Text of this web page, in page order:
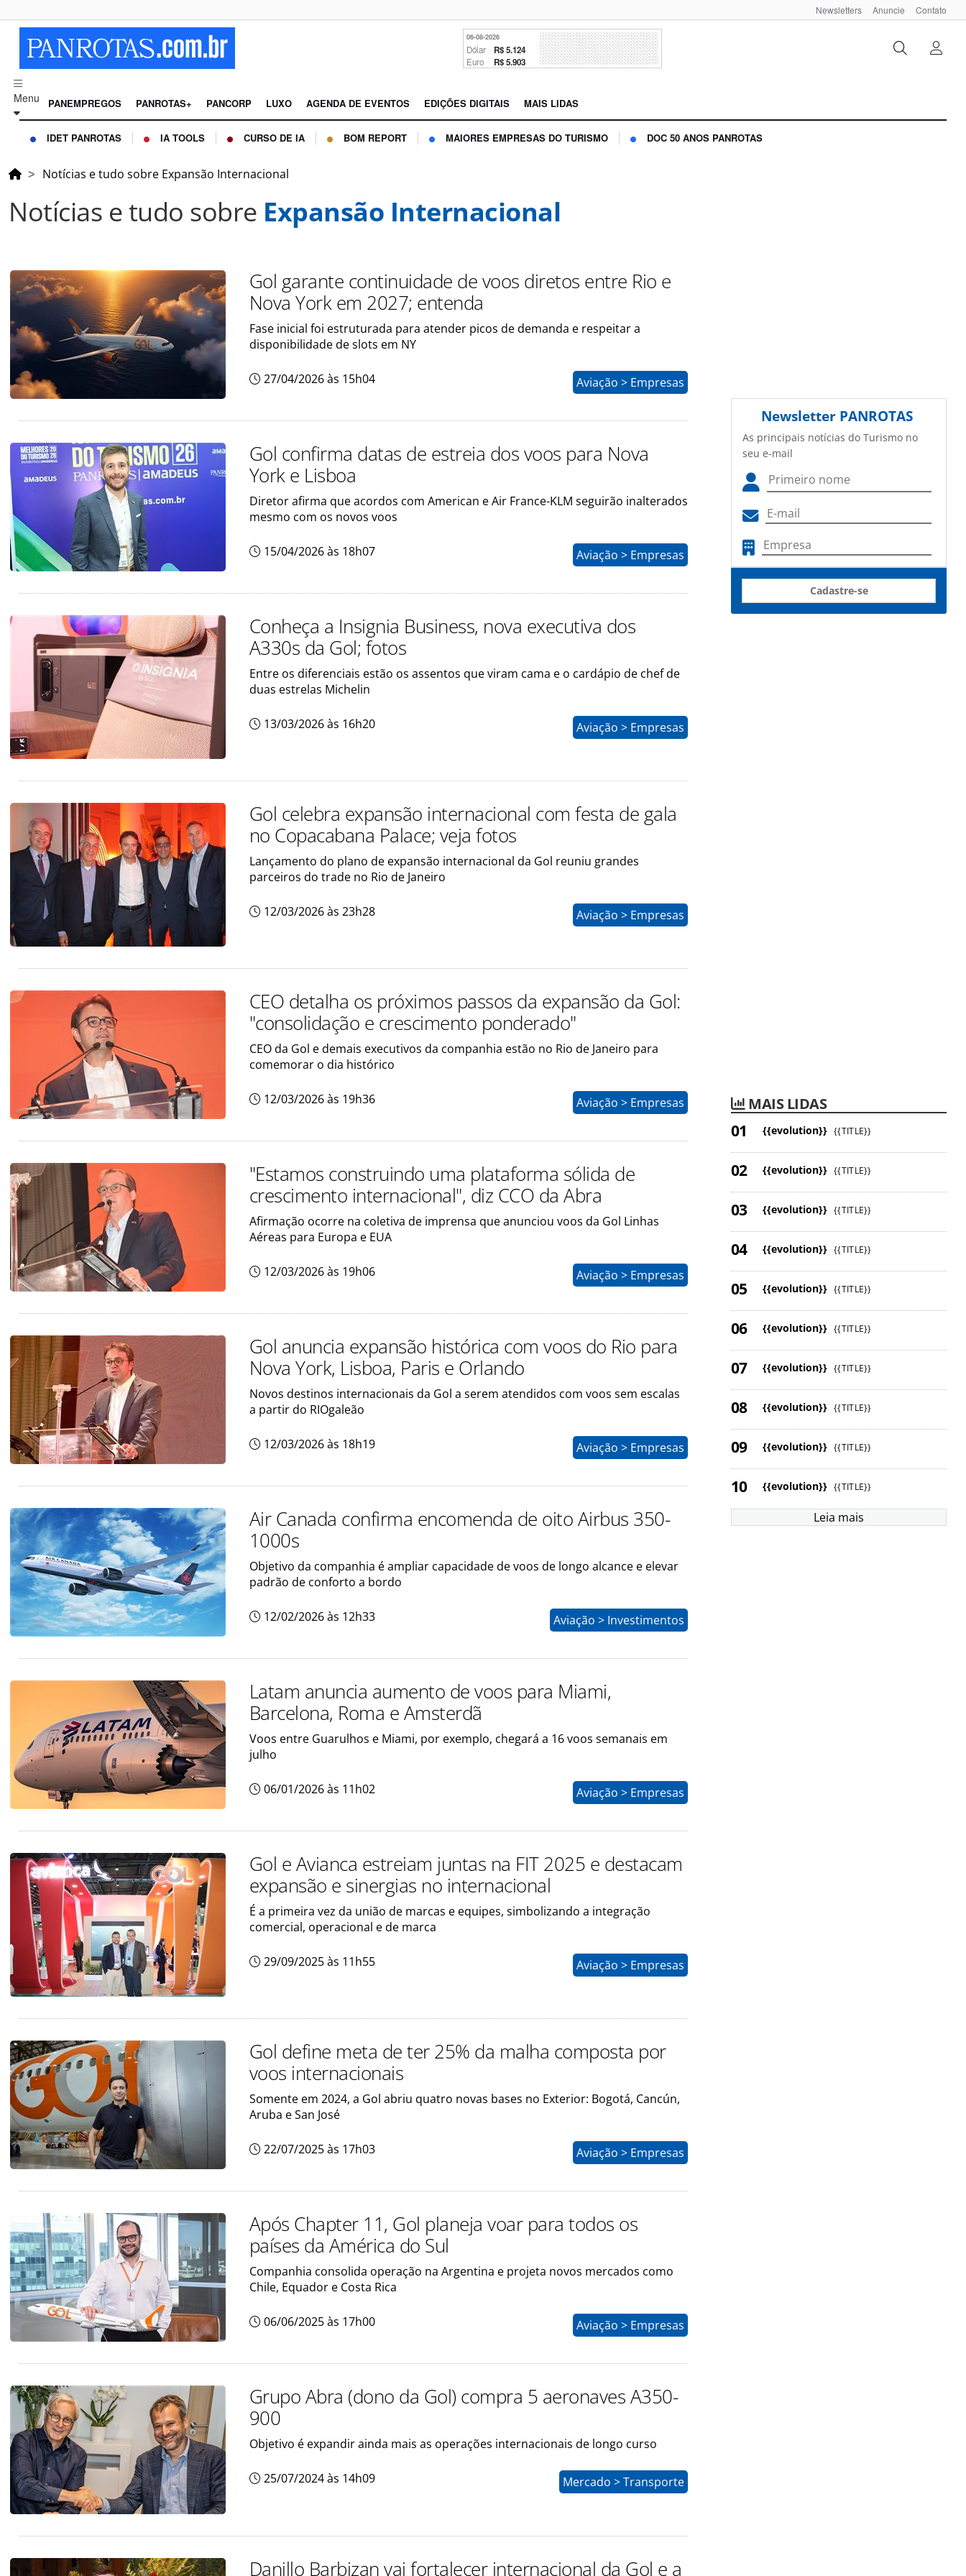
Newsletters Anuncie Contato
06-08-2026
Dólar R$ 5.124
Euro R$ 5.903
Menu PANEMPREGOS PANROTAS+ PANCORP LUXO AGENDA DE EVENTOS EDIÇÕES DIGITAIS MAIS LIDAS
IDET PANROTAS IA TOOLS CURSO DE IA BOM REPORT MAIORES EMPRESAS DO TURISMO DOC 50 ANOS PANROTAS
Notícias e tudo sobre Expansão Internacional
Notícias e tudo sobre Expansão Internacional
Gol garante continuidade de voos diretos entre Rio e
Nova York em 2027; entenda
Fase inicial foi estruturada para atender picos de demanda e respeitar a
disponibilidade de slots em NY
27/04/2026 às 15h04 Aviação > Empresas
Gol confirma datas de estreia dos voos para Nova
York e Lisboa
Diretor afirma que acordos com American e Air France-KLM seguirão inalterados
mesmo com os novos voos
15/04/2026 às 18h07 Aviação > Empresas
Conheça a Insignia Business, nova executiva dos
A330s da Gol; fotos
Entre os diferenciais estão os assentos que viram cama e o cardápio de chef de
duas estrelas Michelin
13/03/2026 às 16h20 Aviação > Empresas
Gol celebra expansão internacional com festa de gala
no Copacabana Palace; veja fotos
Lançamento do plano de expansão internacional da Gol reuniu grandes
parceiros do trade no Rio de Janeiro
12/03/2026 às 23h28 Aviação > Empresas
CEO detalha os próximos passos da expansão da Gol:
"consolidação e crescimento ponderado"
CEO da Gol e demais executivos da companhia estão no Rio de Janeiro para
comemorar o dia histórico
12/03/2026 às 19h36 Aviação > Empresas
"Estamos construindo uma plataforma sólida de
crescimento internacional", diz CCO da Abra
Afirmação ocorre na coletiva de imprensa que anunciou voos da Gol Linhas
Aéreas para Europa e EUA
12/03/2026 às 19h06 Aviação > Empresas
Gol anuncia expansão histórica com voos do Rio para
Nova York, Lisboa, Paris e Orlando
Novos destinos internacionais da Gol a serem atendidos com voos sem escalas
a partir do RIOgaleão
12/03/2026 às 18h19 Aviação > Empresas
Air Canada confirma encomenda de oito Airbus 350-
1000s
Objetivo da companhia é ampliar capacidade de voos de longo alcance e elevar
padrão de conforto a bordo
12/02/2026 às 12h33 Aviação > Investimentos
Latam anuncia aumento de voos para Miami,
Barcelona, Roma e Amsterdã
Voos entre Guarulhos e Miami, por exemplo, chegará a 16 voos semanais em
julho
06/01/2026 às 11h02 Aviação > Empresas
Gol e Avianca estreiam juntas na FIT 2025 e destacam
expansão e sinergias no internacional
É a primeira vez da união de marcas e equipes, simbolizando a integração
comercial, operacional e de marca
29/09/2025 às 11h55 Aviação > Empresas
Gol define meta de ter 25% da malha composta por
voos internacionais
Somente em 2024, a Gol abriu quatro novas bases no Exterior: Bogotá, Cancún,
Aruba e San José
22/07/2025 às 17h03 Aviação > Empresas
Após Chapter 11, Gol planeja voar para todos os
países da América do Sul
Companhia consolida operação na Argentina e projeta novos mercados como
Chile, Equador e Costa Rica
06/06/2025 às 17h00 Aviação > Empresas
Grupo Abra (dono da Gol) compra 5 aeronaves A350-
900
Objetivo é expandir ainda mais as operações internacionais de longo curso
25/07/2024 às 14h09 Mercado > Transporte
Danillo Barbizan vai fortalecer internacional da Gol e a
Newsletter PANROTAS
As principais notícias do Turismo no
seu e-mail
Cadastre-se
MAIS LIDAS
{{evolution}} {{TITLE}}
{{evolution}} {{TITLE}}
{{evolution}} {{TITLE}}
{{evolution}} {{TITLE}}
{{evolution}} {{TITLE}}
{{evolution}} {{TITLE}}
{{evolution}} {{TITLE}}
{{evolution}} {{TITLE}}
{{evolution}} {{TITLE}}
{{evolution}} {{TITLE}}
Leia mais